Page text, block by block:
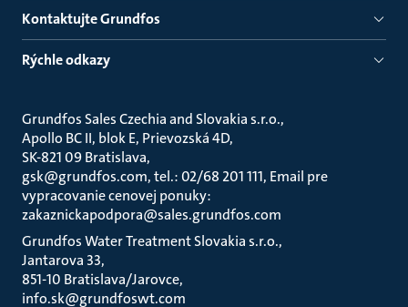
Kontaktujte Grundfos
Rýchle odkazy
Grundfos Sales Czechia and Slovakia s.r.o.
Apollo BC II, blok E, Prievozská 4D
SK-821 09 Bratislava
gsk@grundfos.com, tel.: 02/68 201 111, Email pre
vypracovanie cenovej ponuky:
zakaznickapodpora@sales.grundfos.com
Grundfos Water Treatment Slovakia s.r.o.
Jantarova 33
851-10 Bratislava/Jarovce
info.sk@grundfoswt.com